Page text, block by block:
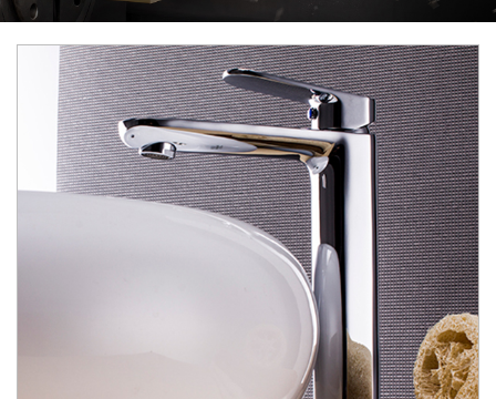
关于我们
产品中心
产品优势
新闻动态